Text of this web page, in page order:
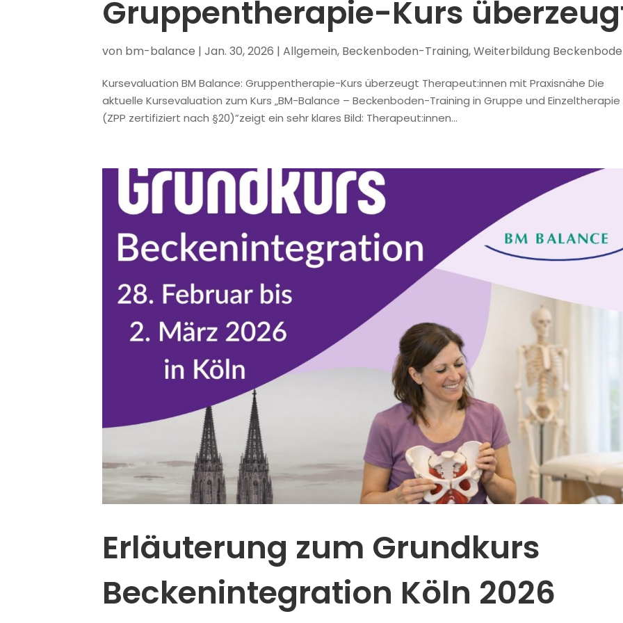
Gruppentherapie-Kurs
von bm-balance | Jan. 30, 2026 | Allgemein, Beckenboden-Training,Weiterbildung
Kursevaluation BM Balance: Gruppentherapie-Kurs überzeugt Therapeut:innen mit Praxisnähe Die
aktuelle Kursevaluation zum Kurs „BM-Balance – Beckenboden-Training in Gruppe und Einzeltherapie
(ZPP zertifiziert nach §20)”zeigt ein sehr klares Bild: Therapeut:innen...
Erläuterung zum Grundkurs
Beckenintegration Köln 2026